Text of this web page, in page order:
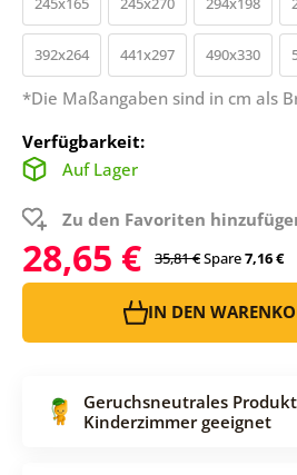
392x264 441x297 490x330
*Die Maßangaben sind in cm als
Verfügbarkeit:
Auf Lager
Zu den Favoriten
28,65 € 35,81 €Spare7,16 €
IN DEN
Geruchsneutrales
Kinderzimmer geeignet